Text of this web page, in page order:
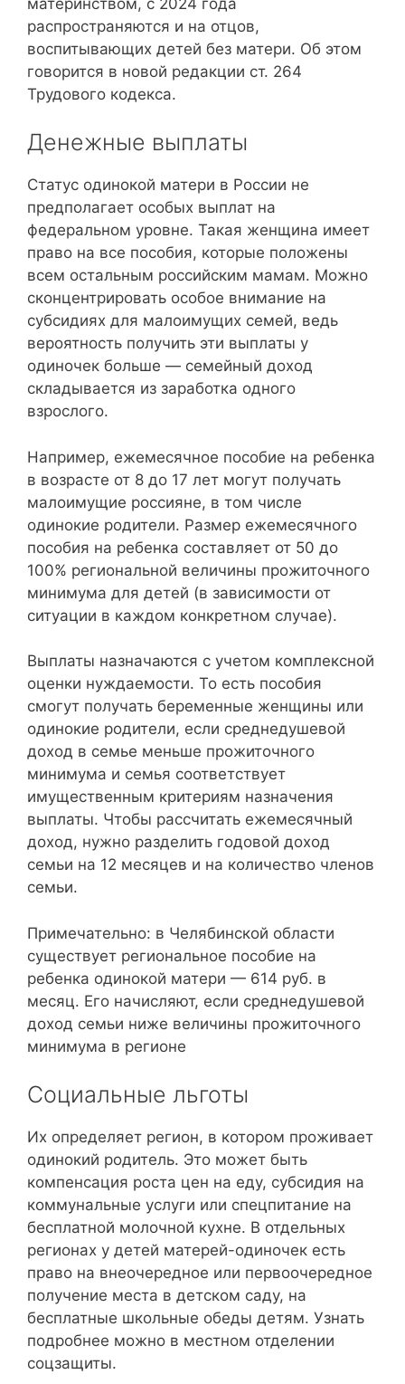
распространяются и на отцов,
воспитывающих детей без матери. Об этом
говорится в новой редакции ст. 264
Трудового кодекса.
Денежные выплаты
Статус одинокой матери в России не
предполагает особых выплат на
федеральном уровне. Такая женщина имеет
право на все пособия, которые положены
всем остальным российским мамам. Можно
сконцентрировать особое внимание на
субсидиях для малоимущих семей, ведь
вероятность получить эти выплаты у
одиночек больше — семейный доход
складывается из заработка одного
взрослого.
Например, ежемесячное пособие на ребенка
в возрасте от 8 до 17 лет могут получать
малоимущие россияне, в том числе
одинокие родители. Размер ежемесячного
пособия на ребенка составляет от 50 до
100% региональной величины прожиточного
минимума для детей (в зависимости от
ситуации в каждом конкретном случае).
Выплаты назначаются с учетом комплексной
оценки нуждаемости. То есть пособия
смогут получать беременные женщины или
одинокие родители, если среднедушевой
доход в семье меньше прожиточного
минимума и семья соответствует
имущественным критериям назначения
выплаты. Чтобы рассчитать ежемесячный
доход, нужно разделить годовой доход
семьи на 12 месяцев и на количество членов
семьи.
Примечательно: в Челябинской области
существует региональное пособие на
ребенка одинокой матери — 614 руб. в
месяц. Его начисляют, если среднедушевой
доход семьи ниже величины прожиточного
минимума в регионе
Социальные льготы
Их определяет регион, в котором проживает
одинокий родитель. Это может быть
компенсация роста цен на еду, субсидия на
коммунальные услуги или спецпитание на
бесплатной молочной кухне. В отдельных
регионах у детей матерей-одиночек есть
право на внеочередное или первоочередное
получение места в детском саду, на
бесплатные школьные обеды детям. Узнать
подробнее можно в местном отделении
соцзащиты.